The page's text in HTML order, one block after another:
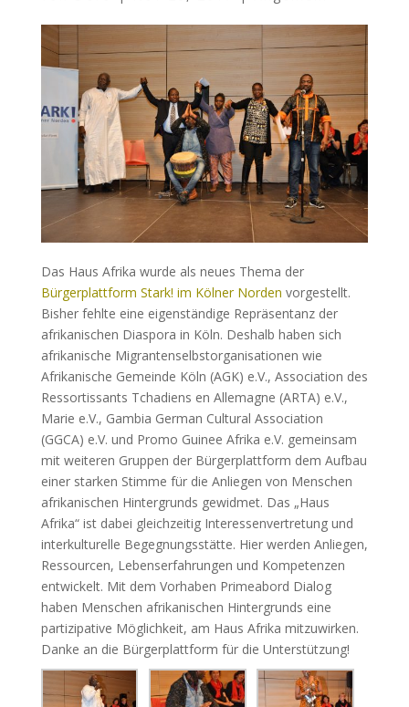
Das Haus Afrika wurde als neues Thema der
Bürgerplattform Stark! im Kölner Norden vorgestellt.
Bisher fehlte eine eigenständige Repräsentanz der
afrikanischen Diaspora in Köln. Deshalb haben sich
afrikanische Migrantenselbstorganisationen wie
Afrikanische Gemeinde Köln (AGK) e.V., Association des
Ressortissants Tchadiens en Allemagne (ARTA) e.V.,
Marie e.V., Gambia German Cultural Association
(GGCA) e.V. und Promo Guinee Afrika e.V. gemeinsam
mit weiteren Gruppen der Bürgerplattform dem Aufbau
einer starken Stimme für die Anliegen von Menschen
afrikanischen Hintergrunds gewidmet. Das „Haus
Afrika“ ist dabei gleichzeitig Interessenvertretung und
interkulturelle Begegnungsstätte. Hier werden Anliegen,
Ressourcen, Lebenserfahrungen und Kompetenzen
entwickelt. Mit dem Vorhaben Primeabord Dialog
haben Menschen afrikanischen Hintergrunds eine
partizipative Möglichkeit, am Haus Afrika mitzuwirken.
Danke an die Bürgerplattform für die Unterstützung!